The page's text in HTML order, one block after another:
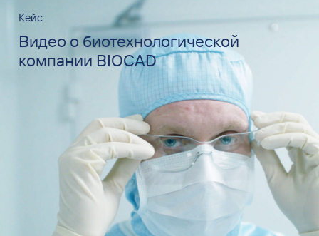
Кейс
Видео о биотехнологической
компании BIOCAD